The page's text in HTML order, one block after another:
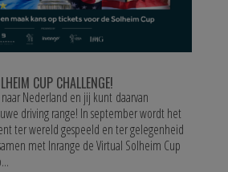
CUP CHALLENGE!
Nederland en jij kunt daarvan
driving range! In september wordt het
ter wereld gespeeld en ter gelegenheid
met Inrange de Virtual Solheim Cup